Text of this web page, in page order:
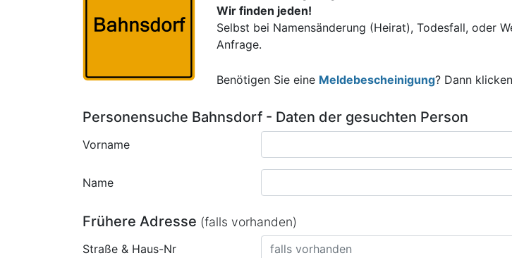
Wir finden jeden!
Selbst bei Namensänderung (Heirat), Todesfall, oder
Anfrage.
Benötigen Sie eine Meldebescheinigung? Dann
Personensuche Bahnsdorf - Daten der gesuchten Person
Vorname
Name
Frühere Adresse (falls vorhanden)
Straße & Haus-Nr